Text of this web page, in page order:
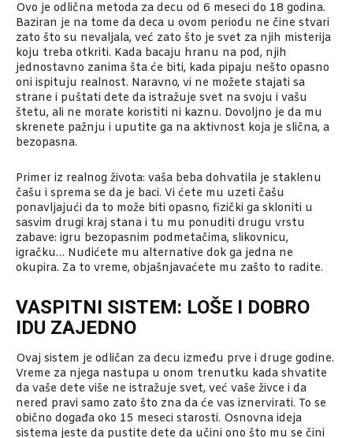
Ovo je odlična metoda za decu od 6 meseci do 18 godina.
Baziran je na tome da deca u ovom periodu ne čine stvari
zato što su nevaljala, već zato što je svet za njih misterija
koju treba otkriti. Kada bacaju hranu na pod, njih
jednostavno zanima šta će biti, kada pipaju nešto opasno
oni ispituju realnost. Naravno, vi ne možete stajati sa
strane i puštati dete da istražuje svet na svoju i vašu
štetu, ali ne morate koristiti ni kaznu. Dovoljno je da mu
skrenete pažnju i uputite ga na aktivnost koja je slična, a
bezopasna.
Primer iz realnog života: vaša beba dohvatila je staklenu
čašu i sprema se da je baci. Vi ćete mu uzeti čašu
ponavljajući da to može biti opasno, fizički ga skloniti u
sasvim drugi kraj stana i tu mu ponuditi drugu vrstu
zabave: igru bezopasnim podmetačima, slikovnicu,
igračku… Nudićete mu alternative dok ga jedna ne
okupira. Za to vreme, objašnjavaćete mu zašto to radite.
VASPITNI SISTEM: LOŠE I DOBRO
IDU ZAJEDNO
Ovaj sistem je odličan za decu između prve i druge godine.
Vreme za njega nastupa u onom trenutku kada shvatite
da vaše dete više ne istražuje svet, već vaše živce i da
nered pravi samo zato što zna da će vas iznervirati. To se
obično događa oko 15 meseci starosti. Osnovna ideja
sistema jeste da pustite dete da učini ono što mu se čini